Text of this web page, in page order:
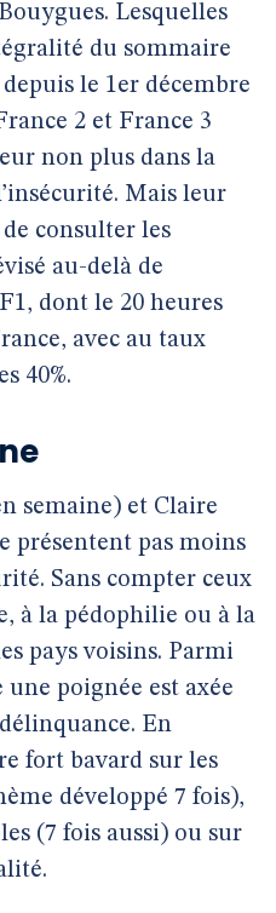
Lesquelles
du sommaire
le 1er décembre
2 et France 3
non plus dans la
Mais leur
consulter les
au-delà de
dont le 20 heures
avec au taux
40%.
semaine) et Claire
présentent pas moins
Sans compter ceux
à la pédophilie ou à la
pays voisins. Parmi
une poignée est axée
En
fort bavard sur les
développé 7 fois),
(7 fois aussi) ou sur